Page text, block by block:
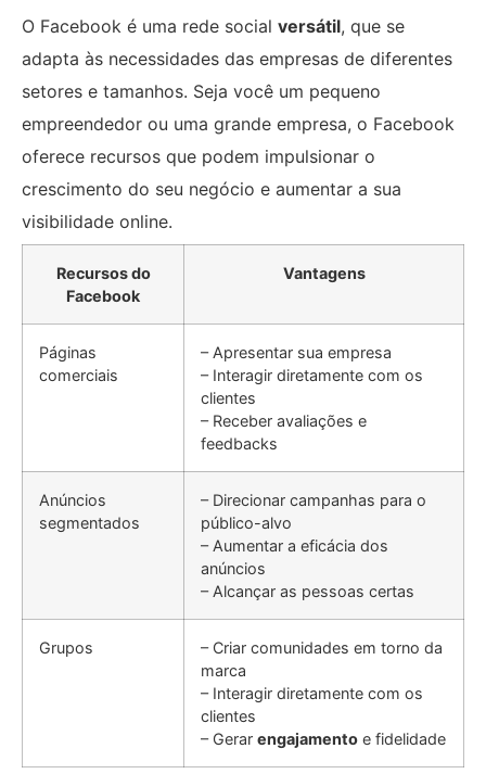
O Facebook é uma rede social versátil, que se
adapta às necessidades das empresas de diferentes
setores e tamanhos. Seja você um pequeno
empreendedor ou uma grande empresa, o Facebook
oferece recursos que podem impulsionar o
crescimento do seu negócio e aumentar a sua
visibilidade online.
Recursos do
Facebook
Vantagens
Páginas
comerciais
– Apresentar sua empresa
– Interagir diretamente com os
clientes
– Receber avaliações e
feedbacks
Anúncios
segmentados
– Direcionar campanhas para o
público-alvo
– Aumentar a eficácia dos
anúncios
– Alcançar as pessoas certas
Grupos
– Criar comunidades em torno da
marca
– Interagir diretamente com os
clientes
– Gerar engajamento e fidelidade